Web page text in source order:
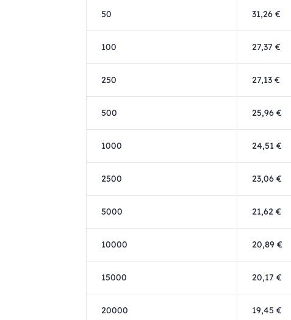
50 31,26 €
100 27,37 €
250 27,13 €
500 25,96 €
1000 24,51 €
2500 23,06 €
5000 21,62 €
10000 20,89 €
15000 20,17 €
20000 19,45 €